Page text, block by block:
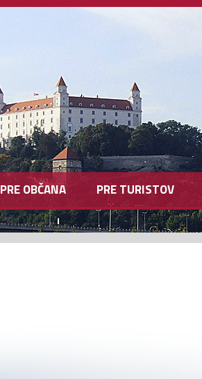
PRE OBČANA PRE TURISTOV